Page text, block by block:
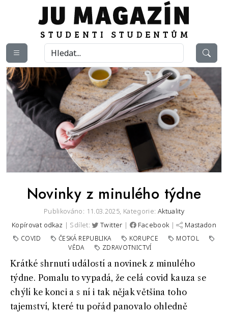
Novinky z minulého týdne
Publikováno: 11.03.2025, Kategorie: Aktuality
Kopírovat odkaz | Sdílet: Twitter | Facebook | Mastadon
COVID ČESKÁ REPUBLIKA KORUPCE
MOTOL
VĚDA
ZDRAVOTNICTVÍ
Krátké shrnutí událostí a novinek z minulého
týdne. Pomalu to vypadá, že celá covid kauza se
chýlí ke konci a s ní i tak nějak většina toho
tajemství, které tu pořád panovalo ohledně